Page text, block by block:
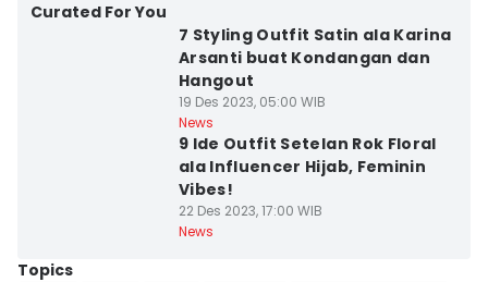
Curated For You
7 Styling Outfit Satin ala Karina
Arsanti buat Kondangan dan
Hangout
19 Des 2023, 05:00 WIB
News
9 Ide Outfit Setelan Rok Floral
ala Influencer Hijab, Feminin
Vibes!
22 Des 2023, 17:00 WIB
News
Topics